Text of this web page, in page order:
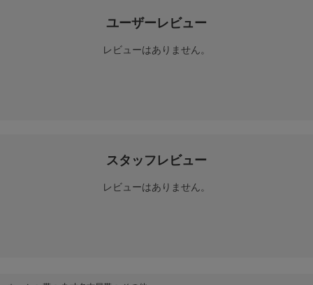
ユーザーレビュー
レビューはありません。
スタッフレビュー
レビューはありません。